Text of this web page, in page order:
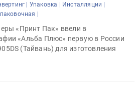
| Упаковка | Инсталляции |
|
«Принт Пак» ввели в
«Альба Плюс» первую в России
(Тайвань) для изготовления